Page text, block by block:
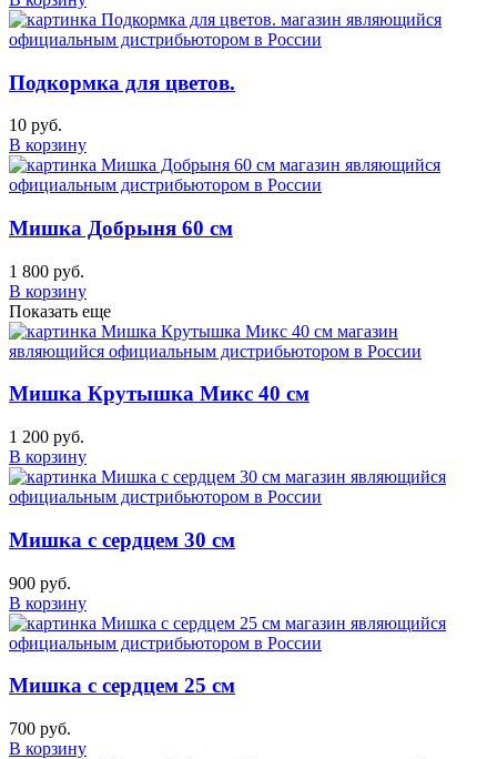
Подкормка для цветов.
10 руб.
В корзину
Мишка Добрыня 60 см
1 800 руб.
В корзину
Показать еще
Мишка Крутышка Микс 40 см
1 200 руб.
В корзину
Мишка с сердцем 30 см
900 руб.
В корзину
Мишка с сердцем 25 см
700 руб.
В корзину